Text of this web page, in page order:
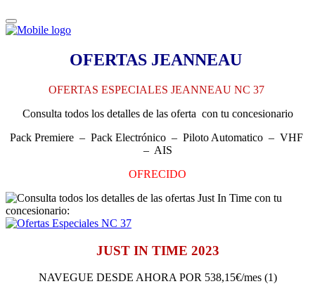
OFERTAS JEANNEAU
OFERTAS ESPECIALES JEANNEAU NC 37
Consulta todos los detalles de las oferta con tu concesionario
Pack Premiere – Pack Electrónico – Piloto Automatico – VHF
– AIS
OFRECIDO
JUST IN TIME 2023
NAVEGUE DESDE AHORA POR 538,15€/mes (1)